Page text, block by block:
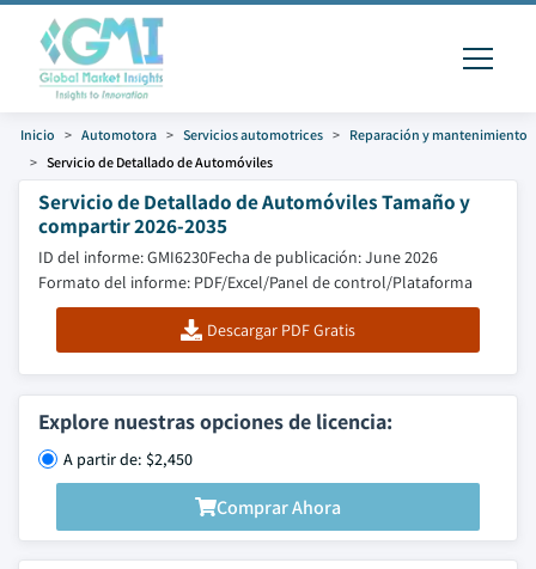
Inicio Automotora Servicios automotrices
Reparación y mantenimiento
Servicio de Detallado de Automóviles
Servicio de Detallado de Automóviles Tamaño y
compartir 2026-2035
ID del informe: GMI6230Fecha de publicación: June 2026
Formato del informe: PDF/Excel/Panel de control/Plataforma
Descargar PDF Gratis
Explore nuestras opciones de licencia:
A partir de: $2,450
Comprar Ahora